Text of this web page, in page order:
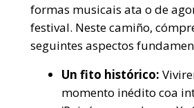
formas musicais ata o de
festival. Neste camiño,
seguintes aspectos
Un fito histórico:
momento inédito coa